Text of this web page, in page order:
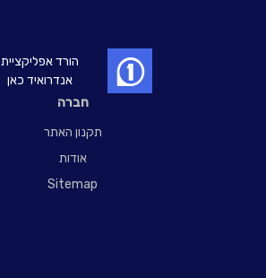
חברה
תקנון האתר
אודות
Sitemap
הורד אפליקציית
אנדרואיד כאן